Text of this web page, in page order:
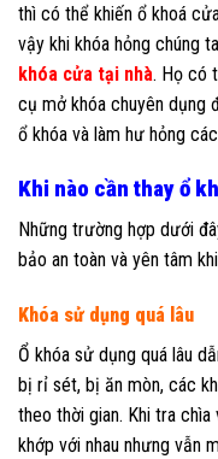
thì có thể khiến ổ khoá
vậy khi khóa hỏng chúng
khóa cửa tại nhà. Họ có
cụ mở khóa chuyên dụng
ổ khóa và làm hư hỏng
Khi nào cần thay ổ
Những trường hợp dưới
bảo an toàn và yên tâm
Khóa sử dụng quá lâu
Ổ khóa sử dụng quá lâu
bị rỉ sét, bị ăn mòn, các
theo thời gian. Khi tra
khớp với nhau nhưng vẫn